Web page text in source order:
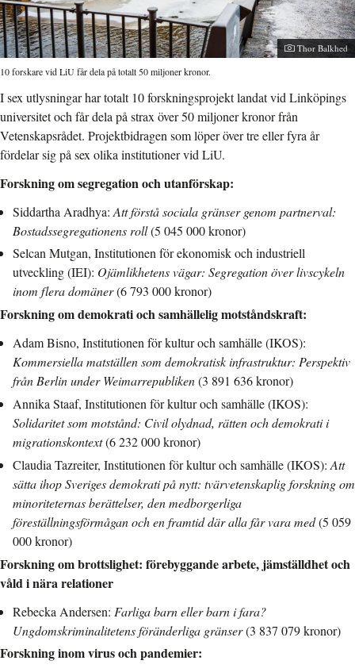
Fotograf:
Thor Balkhed
10 forskare vid LiU får dela på totalt 50 miljoner kronor.
I sex utlysningar har totalt 10 forskningsprojekt landat vid Linköpings
universitet och får dela på strax över 50 miljoner kronor från
Vetenskapsrådet. Projektbidragen som löper över tre eller fyra år
fördelar sig på sex olika institutioner vid LiU.
Forskning om segregation och utanförskap:
Siddartha Aradhya: Att förstå sociala gränser genom partnerval:
Bostadssegregationens roll(5 045 000 kronor)
Selcan Mutgan, Institutionen för ekonomisk och industriell
utveckling (IEI): Ojämlikhetens vägar: Segregation över livscykeln
inom flera domäner(6 793 000 kronor)
Forskning om demokrati och samhällelig motståndskraft:
Adam Bisno, Institutionen för kultur och samhälle (IKOS):
Kommersiella matställen som demokratisk infrastruktur: Perspektiv
från Berlin under Weimarrepubliken(3 891 636 kronor)
Annika Staaf, Institutionen för kultur och samhälle (IKOS):
Solidaritet som motstånd: Civil olydnad, rätten och demokrati i
migrationskontext(6 232 000 kronor)
Claudia Tazreiter, Institutionen för kultur och samhälle (IKOS): Att
sätta ihop Sveriges demokrati på nytt: tvärvetenskaplig forskning om
minoriteternas berättelser, den medborgerliga
föreställningsförmågan och en framtid där alla får vara med(5 059
000 kronor)
Forskning om brottslighet: förebyggande arbete, jämställdhet och
våld i nära relationer
Rebecka Andersen: Farliga barn eller barn i fara?
Ungdomskriminalitetens föränderliga gränser(3 837 079 kronor)
Forskning inom virus och pandemier: